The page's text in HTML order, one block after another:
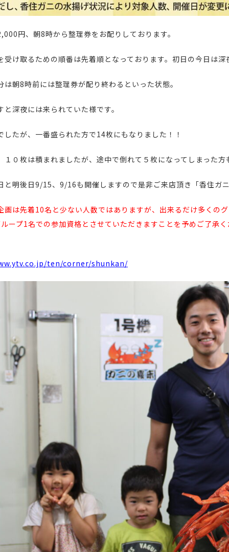
円、朝8時から整理券をお配りしております。
け取るための順番は先着順となっております。初日の今日は
は朝8時前には整理券が配り終わるといった状態。
と深夜には来られていた様です。
したが、一番盛られた方で14枚にもなりました！！
１０枚は積まれましたが、途中で倒れて５枚になってしまった
と明後日9/15、9/16も開催しますので是非ご来店頂き「香住ガ
は先着10名と少ない人数ではありますが、出来るだけ多くの
ープ1名での参加資格とさせていただきますことを予めご了承
ten/corner/shunkan/